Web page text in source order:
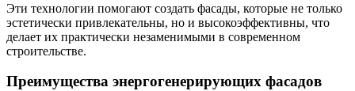
Эти технологии помогают создать фасады, которые не только
эстетически привлекательны, но и высокоэффективны, что
делает их практически незаменимыми в современном
строительстве.
Преимущества энергогенерирующих фасадов